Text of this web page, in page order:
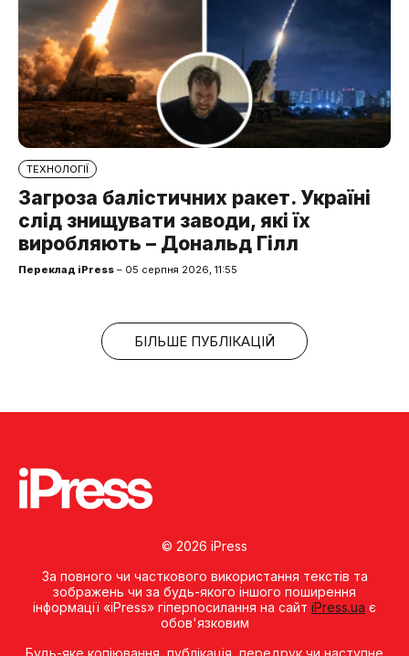
ТЕХНОЛОГІЇ
Загроза балістичних ракет. Україні
слід знищувати заводи, які їх
виробляють – Дональд Гілл
Переклад iPress – 05 серпня 2026, 11:55
БІЛЬШЕ ПУБЛІКАЦІЙ
© 2026 iPress
За повного чи часткового використання текстів та
зображень чи за будь-якого іншого поширення
інформації «iPress» гіперпосилання на сайт iPress.ua є
обов'язковим
Будь-яке копiювання, публiкацiя, передрук чи наступне